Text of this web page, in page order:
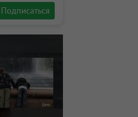
Подписаться